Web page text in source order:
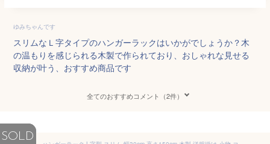
ゆみちゃんです
スリムなＬ字タイプのハンガーラックはいかがでしょうか？木
の温もりを感じられる木製で作られており、おしゃれな見せる
収納が叶う、おすすめ商品です
全てのおすすめコメント（2件）
SOLD